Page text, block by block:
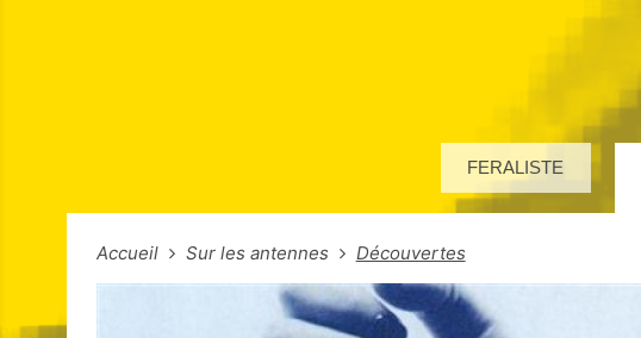
FERALISTE
Accueil Sur les antennes Découvertes